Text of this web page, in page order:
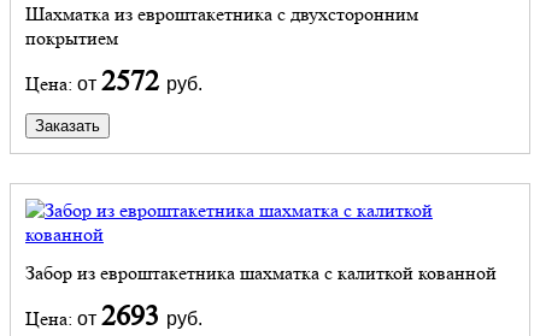
Шахматка из евроштакетника с двухсторонним
покрытием
Цена: от 2572 руб.
Заказать
Забор из евроштакетника шахматка с калиткой кованной
Цена: от 2693 руб.